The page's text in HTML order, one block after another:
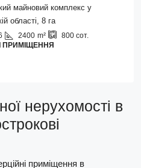
майновий комплекс у
області, 8 га
2400 m² 800 сот.
ПРИМІЩЕННЯ
нерухомості в
приміщення в